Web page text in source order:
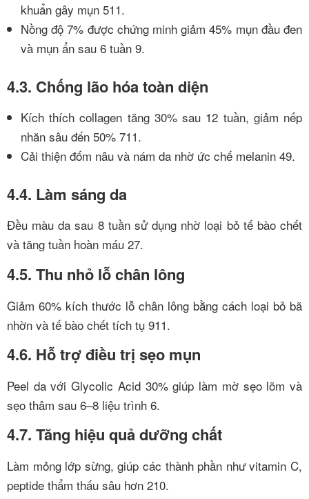
khuẩn gây mụn 511.
Nồng độ 7% được chứng minh giảm 45% mụn đầu đen
và mụn ẩn sau 6 tuần 9.
4.3. Chống lão hóa toàn diện
Kích thích collagen tăng 30% sau 12 tuần, giảm nếp
nhăn sâu đến 50% 711.
Cải thiện đốm nâu và nám da nhờ ức chế melanin 49.
4.4. Làm sáng da
Đều màu da sau 8 tuần sử dụng nhờ loại bỏ tế bào chết
và tăng tuần hoàn máu 27.
4.5. Thu nhỏ lỗ chân lông
Giảm 60% kích thước lỗ chân lông bằng cách loại bỏ bã
nhờn và tế bào chết tích tụ 911.
4.6. Hỗ trợ điều trị sẹo mụn
Peel da với Glycolic Acid 30% giúp làm mờ sẹo lõm và
sẹo thâm sau 6–8 liệu trình 6.
4.7. Tăng hiệu quả dưỡng chất
Làm mỏng lớp sừng, giúp các thành phần như vitamin C,
peptide thẩm thấu sâu hơn 210.